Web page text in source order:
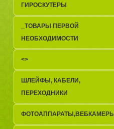
ГИРОСКУТЕРЫ
_TОВАРЫ ПЕРВОЙ
НЕОБХОДИМОСТИ
<>
ШЛЕЙФЫ, КАБЕЛИ,
ПЕРЕХОДНИКИ
ФОТОАППАРАТЫ,ВЕБКАМЕРЫ